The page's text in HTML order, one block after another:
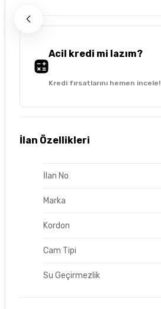
Acil kredi mi lazım?
Kredi fırsatlarını hemen incele!
İlan Özellikleri
İlan No
Marka
Kordon
Cam Tipi
Su Geçirmezlik